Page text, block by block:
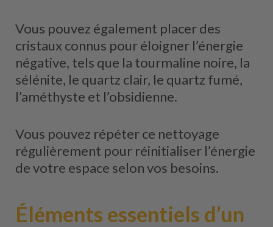
Vous pouvez également placer des
cristaux connus pour éloigner l’énergie
négative, tels que la tourmaline noire, la
sélénite, le quartz clair, le quartz fumé,
l’améthyste et l’obsidienne.
Vous pouvez répéter ce nettoyage
régulièrement pour réinitialiser l’énergie
de votre espace selon vos besoins.
Éléments essentiels d’un